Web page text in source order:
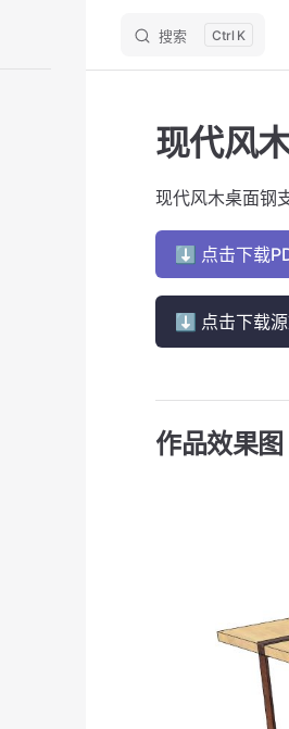
搜索 K
现代风
现代风木桌面钢
⬇ 点击下载
⬇ 点击下载
作品效果图